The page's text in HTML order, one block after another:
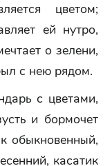
цветом;
ей нутро,
о зелени,
с нею рядом.
с цветами,
и бормочет
обыкновенный,
касатик